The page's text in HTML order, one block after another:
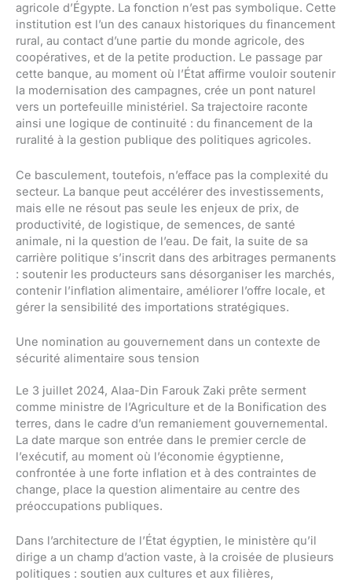
agricole d’Égypte. La fonction n’est pas symbolique. Cette
institution est l’un des canaux historiques du financement
rural, au contact d’une partie du monde agricole, des
coopératives, et de la petite production. Le passage par
cette banque, au moment où l’État affirme vouloir soutenir
la modernisation des campagnes, crée un pont naturel
vers un portefeuille ministériel. Sa trajectoire raconte
ainsi une logique de continuité : du financement de la
ruralité à la gestion publique des politiques agricoles.
Ce basculement, toutefois, n’efface pas la complexité du
secteur. La banque peut accélérer des investissements,
mais elle ne résout pas seule les enjeux de prix, de
productivité, de logistique, de semences, de santé
animale, ni la question de l’eau. De fait, la suite de sa
carrière politique s’inscrit dans des arbitrages permanents
: soutenir les producteurs sans désorganiser les marchés,
contenir l’inflation alimentaire, améliorer l’offre locale, et
gérer la sensibilité des importations stratégiques.
Une nomination au gouvernement dans un contexte de
sécurité alimentaire sous tension
Le 3 juillet 2024, Alaa-Din Farouk Zaki prête serment
comme ministre de l’Agriculture et de la Bonification des
terres, dans le cadre d’un remaniement gouvernemental.
La date marque son entrée dans le premier cercle de
l’exécutif, au moment où l’économie égyptienne,
confrontée à une forte inflation et à des contraintes de
change, place la question alimentaire au centre des
préoccupations publiques.
Dans l’architecture de l’État égyptien, le ministère qu’il
dirige a un champ d’action vaste, à la croisée de plusieurs
politiques : soutien aux cultures et aux filières,